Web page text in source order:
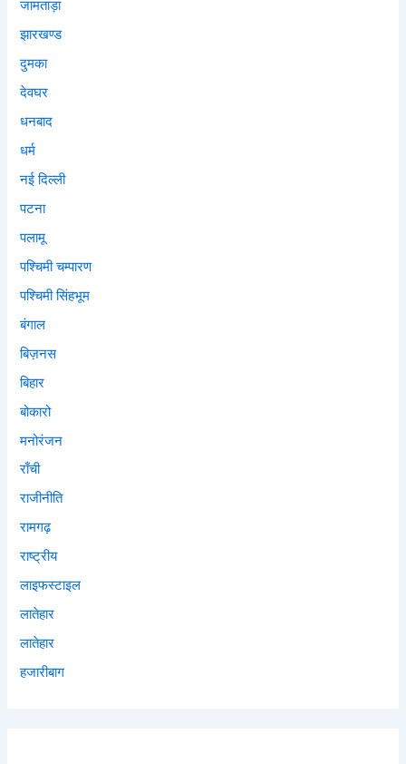
जामताड़ा
झारखण्ड
दुमका
देवघर
धनबाद
धर्म
नई दिल्ली
पटना
पलामू
पश्चिमी चम्पारण
पश्चिमी सिंहभूम
बंगाल
बिज़नस
बिहार
बोकारो
मनोरंजन
राँची
राजीनीति
रामगढ़
राष्ट्रीय
लाइफस्टाइल
लातेहार
लातेहार
हजारीबाग